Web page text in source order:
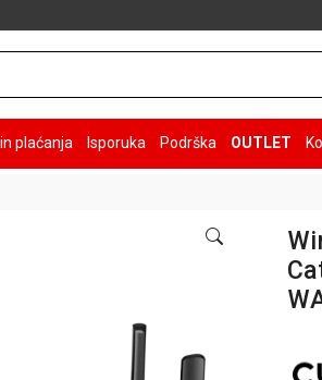
plaćanja Isporuka Podrška OUTLET